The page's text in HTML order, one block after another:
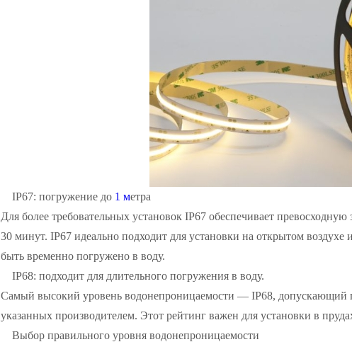
IP67: погружение до 1 метра
Для более требовательных установок IP67 обеспечивает
30 минут. IP67 идеально подходит для установки на открытом
быть временно погружено в воду.
IP68: подходит для длительного погружения в воду.
Самый высокий уровень водонепроницаемости — IP68, допускающий
указанных производителем. Этот рейтинг важен для установки в
Выбор правильного уровня водонепроницаемости